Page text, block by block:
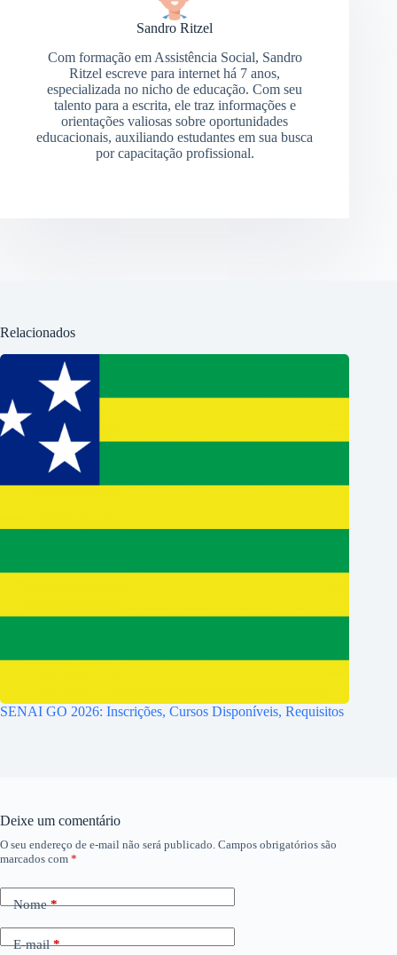
Sandro Ritzel
Com formação em Assistência Social, Sandro
Ritzel escreve para internet há 7 anos,
especializada no nicho de educação. Com seu
talento para a escrita, ele traz informações e
orientações valiosas sobre oportunidades
educacionais, auxiliando estudantes em sua busca
por capacitação profissional.
Relacionados
SENAI GO 2026: Inscrições, Cursos Disponíveis, Requisitos
Deixe um comentário
O seu endereço de e-mail não será publicado. Campos obrigatórios são
marcados com *
Nome*
E-mail*